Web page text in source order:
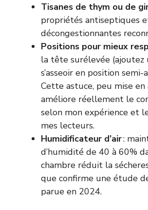
Tisanes de thym ou de
propriétés antiseptiques
décongestionnantes
Positions pour mieux
la tête surélevée (ajoutez
s’asseoir en position semi-
Cette astuce, peu mise en
améliore réellement le
selon mon expérience et
mes lecteurs.
Humidificateur d’air:
d’humidité de 40 à 60%
chambre réduit la
que confirme une étude
parue en 2024.